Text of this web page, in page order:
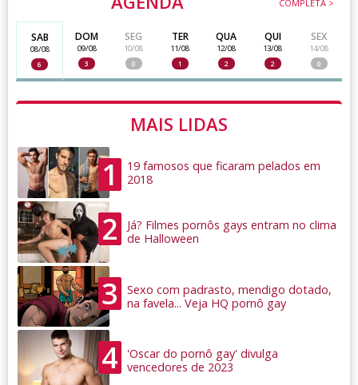
COMPLETA >
SAB
08/08
6
DOM
09/08
3
SEG
10/08
0
TER
11/08
1
QUA
12/08
2
QUI
13/08
2
SEX
14/08
0
MAIS LIDAS
1
19 famosos que ficaram pelados em
2018
2
Já? Filmes pornôs gays entram no clima
de Halloween
3
Sexo com padrasto, mendigo dotado,
na favela... Veja HQ pornô gay
4
'Oscar do pornô gay' divulga
vencedores de 2023